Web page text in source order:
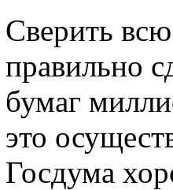
Сверить
правильно
бумаг
это
Госдума